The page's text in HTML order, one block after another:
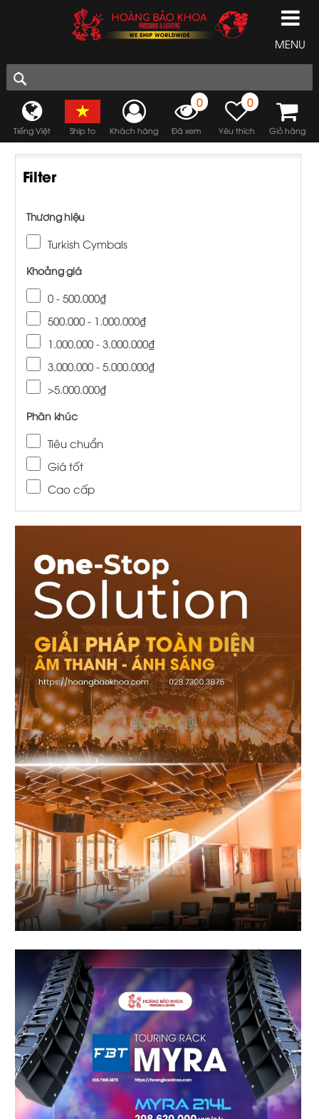
MENU
Tiếng Việt Ship to Khách hàng
0
Đã xem
0
Yêu thích Giỏ hàng
Filter
Thương hiệu
Turkish Cymbals
Khoảng giá
0 - 500.000₫
500.000 - 1.000.000₫
1.000.000 - 3.000.000₫
3.000.000 - 5.000.000₫
>5.000.000₫
Phân khúc
Tiêu chuẩn
Giá tốt
Cao cấp